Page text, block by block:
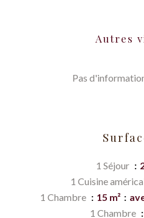
Autres
Pas
1 Séjour
1 Cuisine
1 Chambre
15 m²
1 Chambre